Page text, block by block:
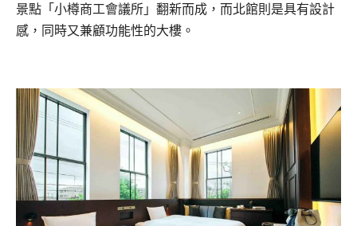
景點「小樽商工會議所」翻新而成，而北館則是具有設計
感，同時又兼顧功能性的大樓。